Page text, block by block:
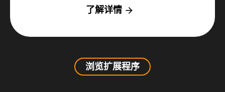
了解详情 arrow_forward
浏览扩展程序